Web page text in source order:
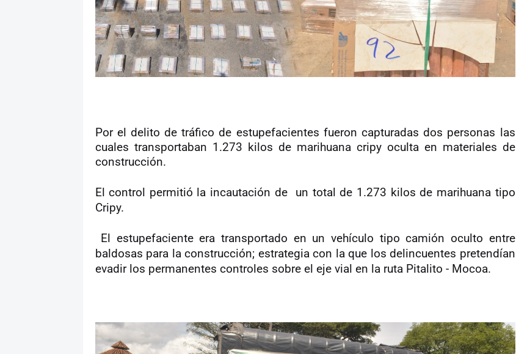
Por el delito de tráfico de estupefacientes fueron capturadas dos personas las
cuales transportaban 1.273 kilos de marihuana cripy oculta en materiales de
construcción.
El control permitió la incautación de
un total de 1.273 kilos de marihuana tipo
Cripy.
El estupefaciente era transportado en un vehículo tipo camión oculto entre
baldosas para la construcción; estrategia con la que los delincuentes pretendían
evadir los permanentes controles sobre el eje vial en la ruta Pitalito - Mocoa.